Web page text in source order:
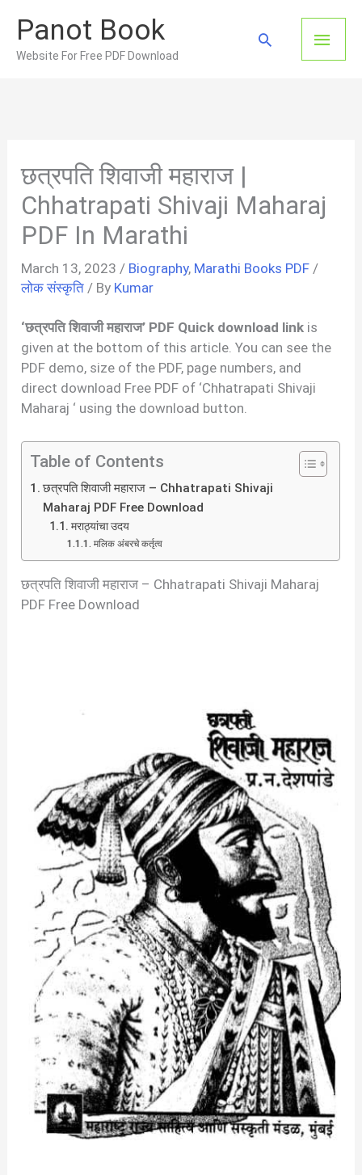
content
Panot Book
Website For Free PDF Download
Main
Search
छत्रपति शिवाजी महाराज |
Chhatrapati Shivaji Maharaj
PDF In Marathi
March 13, 2023 / Biography, Marathi Books PDF /
लोक संस्कृति / By Kumar
‘छत्रपति शिवाजी महाराज’ PDF Quick download link is
given at the bottom of this article. You can see the
PDF demo, size of the PDF, page numbers, and
direct download Free PDF of ‘Chhatrapati Shivaji
Maharaj ‘ using the download button.
Table of Contents
छत्रपति शिवाजी महाराज – Chhatrapati Shivaji
Maharaj PDF Free Download
मराठ्यांचा उदय
मलिक अंबरचे कर्तृत्व
छत्रपति शिवाजी महाराज – Chhatrapati Shivaji Maharaj
PDF Free Download